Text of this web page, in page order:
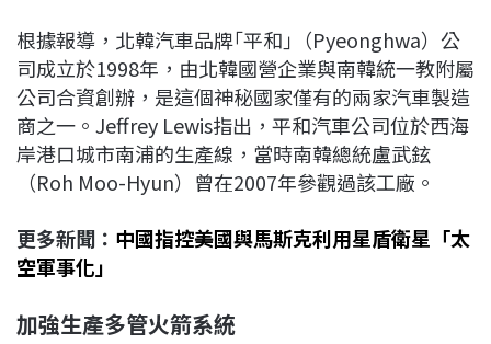
根據報導，北韓汽車品牌｢平和｣（Pyeonghwa）公
司成立於1998年，由北韓國營企業與南韓統一教附屬
公司合資創辦，是這個神秘國家僅有的兩家汽車製造
商之一。Jeffrey Lewis指出，平和汽車公司位於西海
岸港口城市南浦的生產線，當時南韓總統盧武鉉
（Roh Moo-Hyun）曾在2007年參觀過該工廠。
更多新聞： 中國指控美國與馬斯克利用星盾衛星「太
空軍事化」
加強生產多管火箭系統